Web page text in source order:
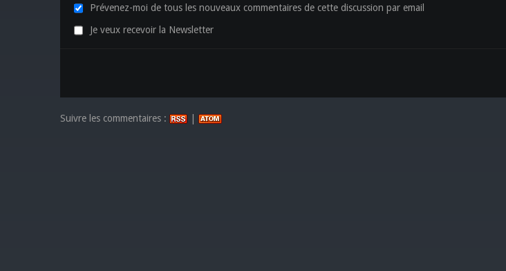
Prévenez-moi de tous les nouveaux commentaires de cette discussion par email
Je veux recevoir la Newsletter
Suivre les commentaires :